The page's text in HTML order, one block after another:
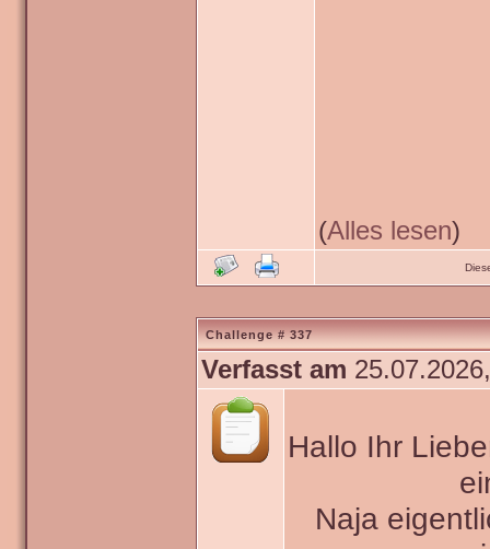
(Alles lesen)
Challenge # 337
Verfasst am
Hallo Ihr
Naja